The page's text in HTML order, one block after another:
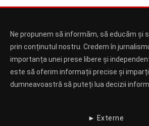
Ne propunem să informăm, să educăm și
prin conținutul nostru. Credem în
importanța unei prese libere și
este să oferim informații precise și
dumneavoastră să puteți lua decizii
► Externe